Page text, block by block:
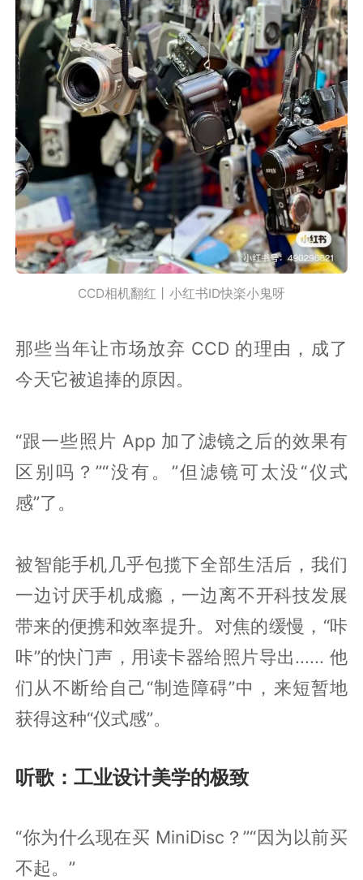
CCD相机翻红丨小红书ID快楽小鬼呀
那些当年让市场放弃 CCD 的理由，成了
今天它被追捧的原因。
“跟一些照片 App 加了滤镜之后的效果有
区别吗？”“没有。”但滤镜可太没“仪式
感”了。
被智能手机几乎包揽下全部生活后，我们
一边讨厌手机成瘾，一边离不开科技发展
带来的便携和效率提升。对焦的缓慢，“咔
咔”的快门声，用读卡器给照片导出...... 他
们从不断给自己“制造障碍”中，来短暂地
获得这种“仪式感”。
听歌：工业设计美学的极致
“你为什么现在买 MiniDisc？”“因为以前买
不起。”